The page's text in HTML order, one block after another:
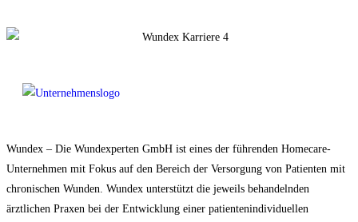
Wundex – Die Wundexperten GmbH ist eines der führenden Homecare-
Unternehmen mit Fokus auf den Bereich der Versorgung von Patienten mit
chronischen Wunden. Wundex unterstützt die jeweils behandelnden
ärztlichen Praxen bei der Entwicklung einer patientenindividuellen